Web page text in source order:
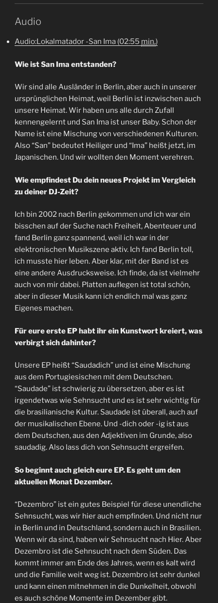
Audio
Audio:Lokalmatador -San Ima (02:55 min.)
Wie ist San Ima entstanden?
Wir sind alle Ausländer in Berlin, aber auch in unserer
ursprünglichen Heimat, weil Berlin ist inzwischen auch
unsere Heimat. Wir haben uns alle durch Zufall
kennengelernt und San Ima ist unser Baby. Schon der
Name ist eine Mischung von verschiedenen Kulturen.
Also “San” bedeutet Heiliger und “Ima” heißt jetzt, im
Japanischen. Und wir wollten den Moment verehren.
Wie empfindest Du dein neues Projekt im Vergleich
zu deiner DJ-Zeit?
Ich bin 2002 nach Berlin gekommen und ich war ein
bisschen auf der Suche nach Freiheit, Abenteuer und
fand Berlin ganz spannend, weil ich war in der
elektronischen Musikszene aktiv. Ich fand Berlin toll,
ich musste hier leben. Aber klar, mit der Band ist es
eine andere Ausdrucksweise. Ich finde, da ist vielmehr
auch von mir dabei. Platten auflegen ist total schön,
aber in dieser Musik kann ich endlich mal was ganz
Eigenes machen.
Für eure erste EP habt ihr ein Kunstwort kreiert, was
verbirgt sich dahinter?
Unsere EP heißt “Saudadich” und ist eine Mischung
aus dem Portugiesischen mit dem Deutschen.
“Saudade” ist schwierig zu übersetzen, aber es ist
irgendetwas wie Sehnsucht und es ist sehr wichtig für
die brasilianische Kultur. Saudade ist überall, auch auf
der musikalischen Ebene. Und -dich oder -ig ist aus
dem Deutschen, aus den Adjektiven im Grunde, also
saudadig. Also lass dich von Sehnsucht ergreifen.
So beginnt auch gleich eure EP. Es geht um den
aktuellen Monat Dezember.
“Dezembro” ist ein gutes Beispiel für diese unendliche
Sehnsucht, was wir hier auch empfinden. Und nicht nur
in Berlin und in Deutschland, sondern auch in Brasilien.
Wenn wir da sind, haben wir Sehnsucht nach Hier. Aber
Dezembro ist die Sehnsucht nach dem Süden. Das
kommt immer am Ende des Jahres, wenn es kalt wird
und die Familie weit weg ist. Dezembro ist sehr dunkel
und kann einen mitnehmen in die Dunkelheit, obwohl
es auch schöne Momente im Dezember gibt.